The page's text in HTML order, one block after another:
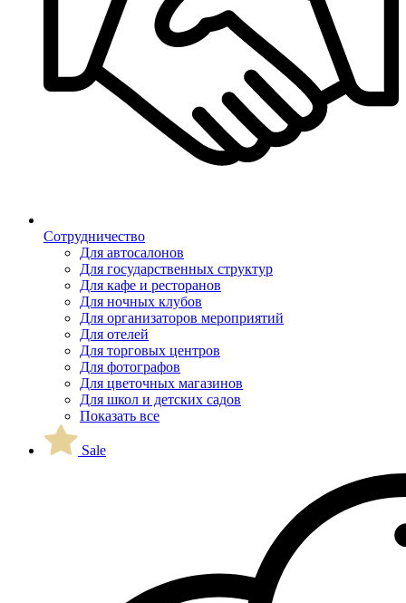
Сотрудничество
Для автосалонов
Для государственных структур
Для кафе и ресторанов
Для ночных клубов
Для организаторов мероприятий
Для отелей
Для торговых центров
Для фотографов
Для цветочных магазинов
Для школ и детских садов
Показать все
Sale